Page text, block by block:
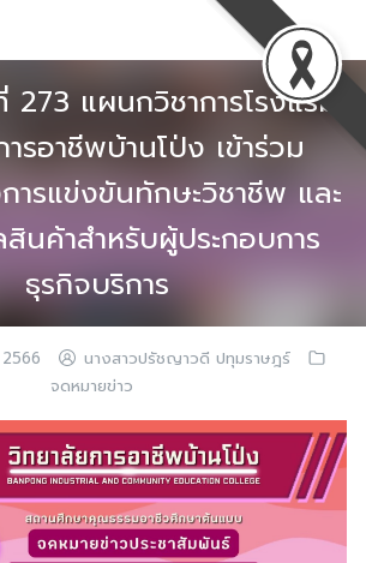
แผนกวิชาการโรงแรม
รอาชีพบ้านโป่ง เข้าร่วม
ารแข่งขันทักษะวิชาชีพ และ
นค้าสำหรับผู้ประกอบการ
ธุรกิจบริการ
นางสาวปรัชญาวดี ปทุมราษฎร์
จดหมายข่าว